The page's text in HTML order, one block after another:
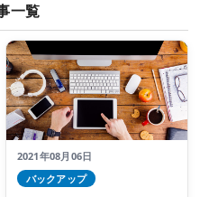
一覧
2021年08月06日
バックアップ